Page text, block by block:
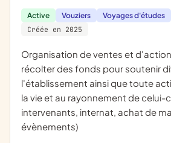
Active Vouziers Voyages d'études
Créée en 2025
organisation de ventes et d'actions destinées à
récolter des fonds pour soutenir
l'établissement ainsi que toute
la vie et au rayonnement de celui-
intervenants, internat, achat de
évènements)